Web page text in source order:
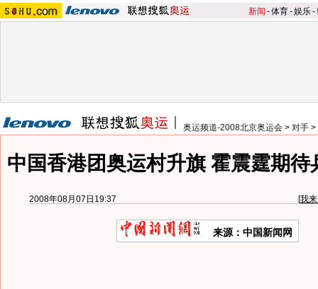
新闻 -体育-娱乐-
奥运频道-2008北京奥运会 > 对手 >
中国香港团奥运村升旗 霍震霆期待
2008年08月07日19:37 [我
来源：中国新闻网